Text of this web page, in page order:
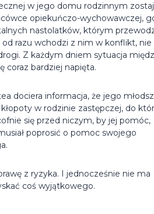
w jego domu rodzinnym
opiekuńczo-wychowawczej,
nastolatków, którym
od razu wchodzi z nim w konflikt, nie
Z każdym dniem sytuacja
coraz bardziej napięta.
dociera informacja, że jego
w rodzinie zastępczej, do
się przed niczym, by jej pomóc,
poprosić o pomoc swojego
z ryzyka. I jednocześnie nie ma
coś wyjątkowego.